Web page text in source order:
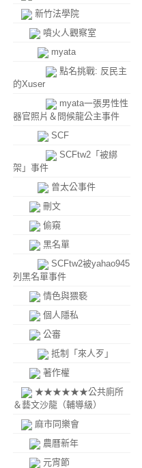
新竹法學院
噴火人觀察室
myata
點名挑戰: 反民主
的Xuser
myata一張男性性
器官照片＆問候龍公主事件
SCF
SCFtw2「被綁
架」事件
曾太公事件
刪文
偷窺
黑名單
SCFtw2被yahao945
列黑名單事件
情色與猥褻
個人隱私
公審
抵制「來人歹」
著作權
★★★★★★公共廁所
＆藝文沙龍（輔導級）
麻市同樂會
農曆新年
元宵節